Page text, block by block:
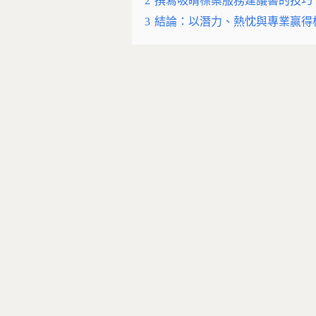
3 結論：以潛力、熱忱與專業贏得